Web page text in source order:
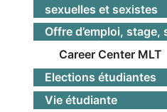
sexuelles et sexistes
Offre d’emploi,
Career Center MLT
Elections étudiantes
Vie étudiante